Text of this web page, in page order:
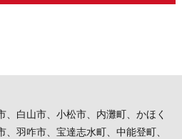
白山市、小松市、内灘町、かほく
羽咋市、宝達志水町、中能登町、